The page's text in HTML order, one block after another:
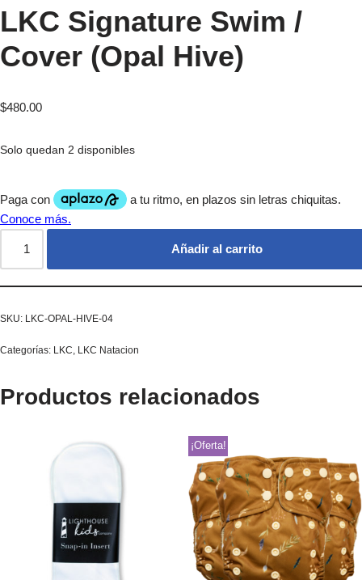
LKC Signature Swim /
Cover (Opal Hive)
$480.00
Solo quedan 2 disponibles
Añadir al carrito
SKU: LKC-OPAL-HIVE-04
Categorías: LKC LKC Natacion
Productos relacionados
¡Oferta!